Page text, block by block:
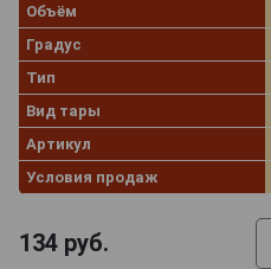
Объём
Градус
Тип
Вид тары
Артикул
Условия продаж
134 руб.